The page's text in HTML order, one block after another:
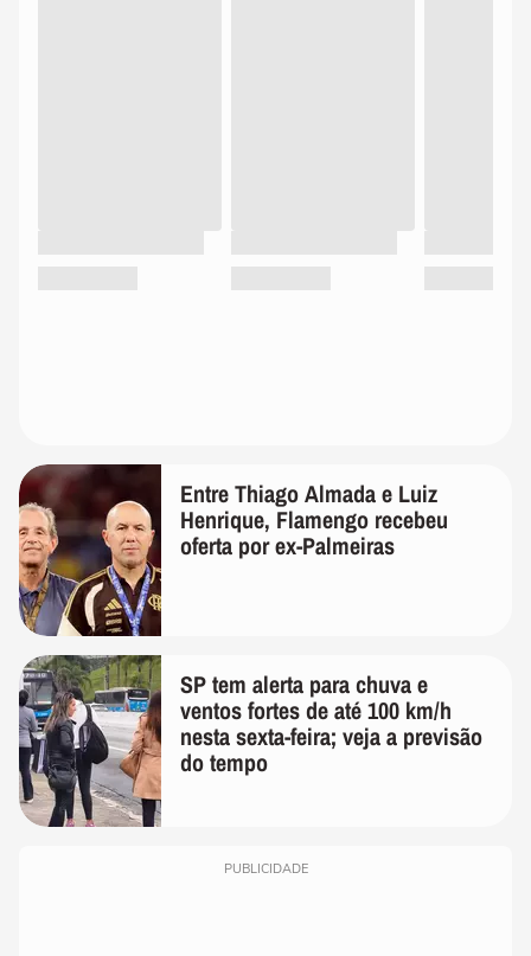
Entre Thiago Almada e Luiz
Henrique, Flamengo recebeu
oferta por ex-Palmeiras
SP tem alerta para chuva e
ventos fortes de até 100 km/h
nesta sexta-feira; veja a previsão
do tempo
PUBLICIDADE